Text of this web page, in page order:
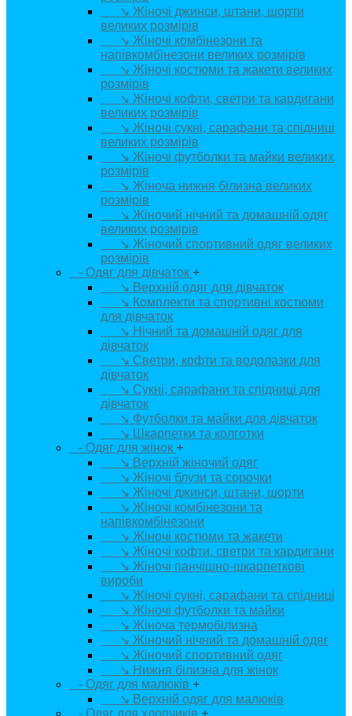
↘ Жіночі джинси, штани, шорти
великих розмірів
↘ Жіночі комбінезони та
напівкомбінезони великих розмірів
↘ Жіночі костюми та жакети великих
розмірів
↘ Жіночі кофти, светри та кардигани
великих розмірів
↘ Жіночі сукні, сарафани та спідниці
великих розмірів
↘ Жіночі футболки та майки великих
розмірів
↘ Жіноча нижня білизна великих
розмірів
↘ Жіночий нічний та домашній одяг
великих розмірів
↘ Жіночий спортивний одяг великих
розмірів
- Одяг для дівчаток +
↘ Верхній одяг для дівчаток
↘ Комплекти та спортивні костюми
для дівчаток
↘ Нічний та домашній одяг для
дівчаток
↘ Светри, кофти та водолазки для
дівчаток
↘ Сукні, сарафани та спідниці для
дівчаток
↘ Футболки та майки для дівчаток
↘ Шкарпетки та колготки
- Одяг для жінок +
↘ Верхній жіночий одяг
↘ Жіночі блузи та сорочки
↘ Жіночі джинси, штани, шорти
↘ Жіночі комбінезони та
напівкомбінезони
↘ Жіночі костюми та жакети
↘ Жіночі кофти, светри та кардигани
↘ Жіночі панчішно-шкарпеткові
вироби
↘ Жіночі сукні, сарафани та спідниці
↘ Жіночі футболки та майки
↘ Жіноча термобілизна
↘ Жіночий нічний та домашній одяг
↘ Жіночий спортивний одяг
↘ Нижня білизна для жінок
- Одяг для малюків +
↘ Верхній одяг для малюків
- Одяг для хлопчиків +